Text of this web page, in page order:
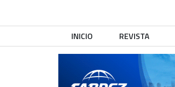
INICIO REVISTA